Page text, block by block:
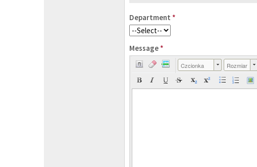
Department *
Message *
Czcionka Rozmiar